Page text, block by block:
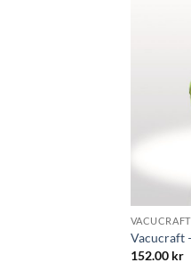
VACUCRAFT
Vacucraft
152.00 kr